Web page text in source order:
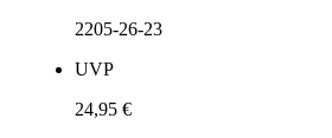
2205-26-23
UVP
24,95 €